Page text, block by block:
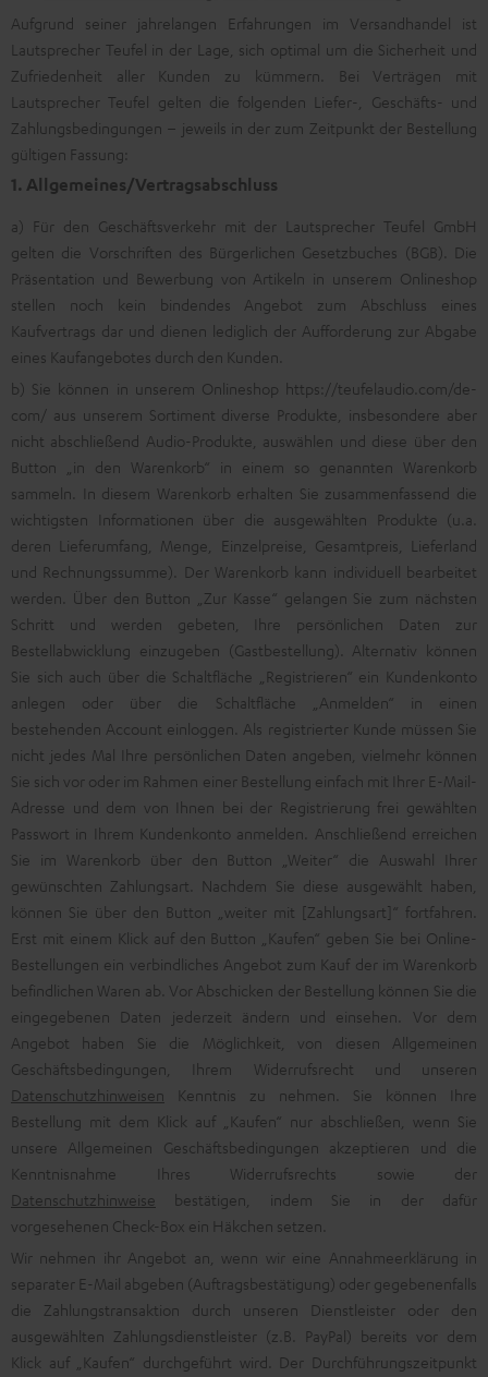
Aufgrund seiner jahrelangen Erfahrungen im Versandhandel ist
Lautsprecher Teufel in der Lage, sich optimal um die Sicherheit und
Zufriedenheit aller Kunden zu kümmern. Bei Verträgen mit
Lautsprecher Teufel gelten die folgenden Liefer-, Geschäfts- und
Zahlungsbedingungen – jeweils in der zum Zeitpunkt der Bestellung
gültigen Fassung:
1. Allgemeines/Vertragsabschluss
a) Für den Geschäftsverkehr mit der Lautsprecher Teufel GmbH
gelten die Vorschriften des Bürgerlichen Gesetzbuches (BGB). Die
Präsentation und Bewerbung von Artikeln in unserem Onlineshop
stellen noch kein bindendes Angebot zum Abschluss eines
Kaufvertrags dar und dienen lediglich der Aufforderung zur Abgabe
eines Kaufangebotes durch den Kunden.
b) Sie können in unserem Onlineshop https://teufelaudio.com/de-
com/ aus unserem Sortiment diverse Produkte, insbesondere aber
nicht abschließend Audio-Produkte, auswählen und diese über den
Button „in den Warenkorb“ in einem so genannten Warenkorb
sammeln. In diesem Warenkorb erhalten Sie zusammenfassend die
wichtigsten Informationen über die ausgewählten Produkte (u.a.
deren Lieferumfang, Menge, Einzelpreise, Gesamtpreis, Lieferland
und Rechnungssumme). Der Warenkorb kann individuell bearbeitet
werden. Über den Button „Zur Kasse“ gelangen Sie zum nächsten
Schritt und werden gebeten, Ihre persönlichen Daten zur
Bestellabwicklung einzugeben (Gastbestellung). Alternativ können
Sie sich auch über die Schaltfläche „Registrieren“ ein Kundenkonto
anlegen oder über die Schaltfläche „Anmelden“ in einen
bestehenden Account einloggen. Als registrierter Kunde müssen Sie
nicht jedes Mal Ihre persönlichen Daten angeben, vielmehr können
Sie sich vor oder im Rahmen einer Bestellung einfach mit Ihrer E-Mail-
Adresse und dem von Ihnen bei der Registrierung frei gewählten
Passwort in Ihrem Kundenkonto anmelden. Anschließend erreichen
Sie im Warenkorb über den Button „Weiter“ die Auswahl Ihrer
gewünschten Zahlungsart. Nachdem Sie diese ausgewählt haben,
können Sie über den Button „weiter mit [Zahlungsart]“ fortfahren.
Erst mit einem Klick auf den Button „Kaufen“ geben Sie bei Online-
Bestellungen ein verbindliches Angebot zum Kauf der im Warenkorb
befindlichen Waren ab. Vor Abschicken der Bestellung können Sie die
eingegebenen Daten jederzeit ändern und einsehen. Vor dem
Angebot haben Sie die Möglichkeit, von diesen Allgemeinen
Geschäftsbedingungen, Ihrem Widerrufsrecht und unseren
Datenschutzhinweisen Kenntnis zu nehmen. Sie können Ihre
Bestellung mit dem Klick auf „Kaufen“ nur abschließen, wenn Sie
unsere Allgemeinen Geschäftsbedingungen akzeptieren und die
Kenntnisnahme Ihres Widerrufsrechts sowie der
Datenschutzhinweise bestätigen, indem Sie in der dafür
vorgesehenen Check-Box ein Häkchen setzen.
Wir nehmen ihr Angebot an, wenn wir eine Annahmeerklärung in
separater E-Mail abgeben (Auftragsbestätigung) oder gegebenenfalls
die Zahlungstransaktion durch unseren Dienstleister oder den
ausgewählten Zahlungsdienstleister (z.B. PayPal) bereits vor dem
Klick auf „Kaufen“ durchgeführt wird. Der Durchführungszeitpunkt